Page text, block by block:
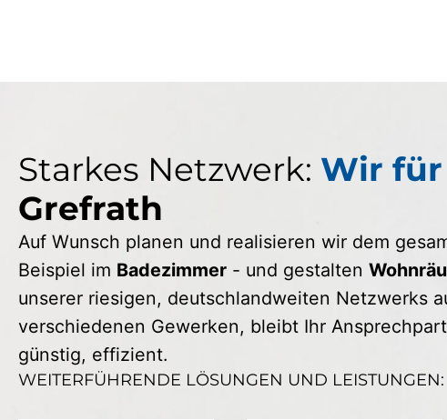
Starkes Netzwerk: Wir für
Grefrath
Auf Wunsch planen und realisieren wir dem
Beispiel im Badezimmer - und gestalten
unserer riesigen, deutschlandweiten Netzwerks
verschiedenen Gewerken, bleibt Ihr
günstig, effizient.
WEITERFÜHRENDE LÖSUNGEN UND LEISTUNGEN: